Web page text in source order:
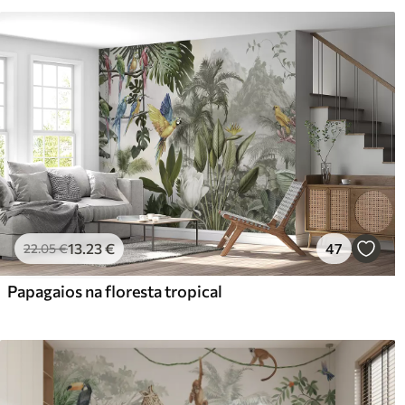
Pode ser limpo
com revestimento de verniz
Método de aplicação Aplicação perfeita
Materiais disponíveis
Standard
45.0027.00€/m² 56
Vinil Premium
65.0039.00€/m²
22.05€13 .23€ 47
Papagaios na floresta tropical